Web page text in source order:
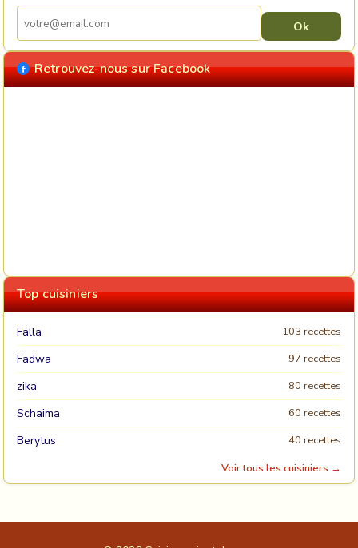
Retrouvez-nous sur Facebook
Top cuisiniers
Falla 103 recettes
Fadwa 97 recettes
zika 80 recettes
Schaima 60 recettes
Berytus
40 recettes
Voir tous les cuisiniers →